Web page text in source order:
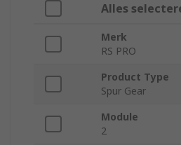
Alles
Merk
RS PRO
Product Type
Spur Gear
Module
2